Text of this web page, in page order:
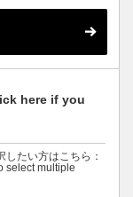
here if you
たい方はこちら：
select multiple